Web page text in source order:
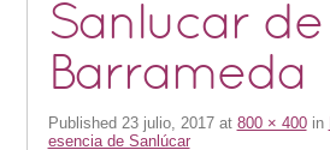
Sanlucar de
Barrameda
Published 23 julio, 2017at 800 × 400in
esencia de Sanlúcar